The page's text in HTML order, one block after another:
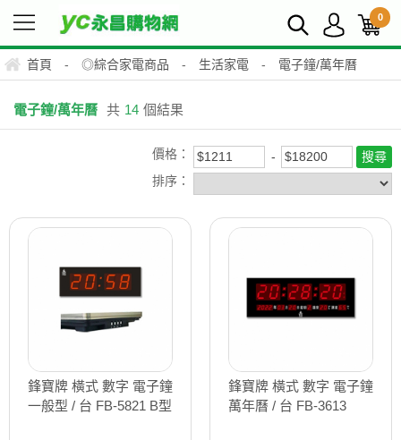
0
首頁 - ◎綜合家電商品 - 生活家電 - 電子鐘/萬年曆
電子鐘/萬年曆 共 14 個結果
價格：
排序：
鋒寶牌 橫式 數字 電子鐘
一般型 / 台 FB-5821 B型
鋒寶牌 橫式 數字 電子鐘
萬年曆 / 台 FB-3613